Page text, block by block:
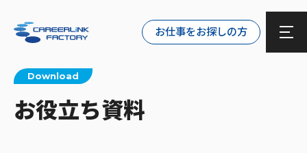
お仕事をお探しの方
Download
お役立ち資料